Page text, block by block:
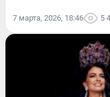
7 марта, 2026, 18:46 5